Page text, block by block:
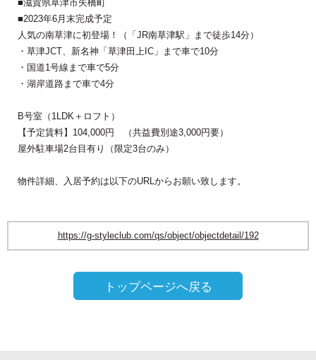
■滋賀県草津市矢橋町
■2023年6月末完成予定
人気の南草津に初登場！（「JR南草津駅」まで徒歩14分）
・草津JCT、新名神「草津田上IC」まで車で10分
・国道1号線まで車で5分
・湖岸道路まで車で4分
B号室（1LDK＋ロフト）
【予定賃料】104,000円 （共益費別途3,000円要）
屋外駐車場2台目有り（限定3台のみ）
物件詳細、入居予約は以下のURLからお願い致します。
https://g-styleclub.com/qs/object/objectdetail/192
トップページへ戻る